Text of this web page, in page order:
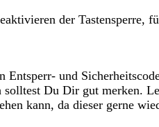
der Tastensperre,
Entsperr- und
solltest Du Dir gut merken.
kann, da dieser gerne